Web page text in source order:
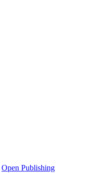
Open Publishing